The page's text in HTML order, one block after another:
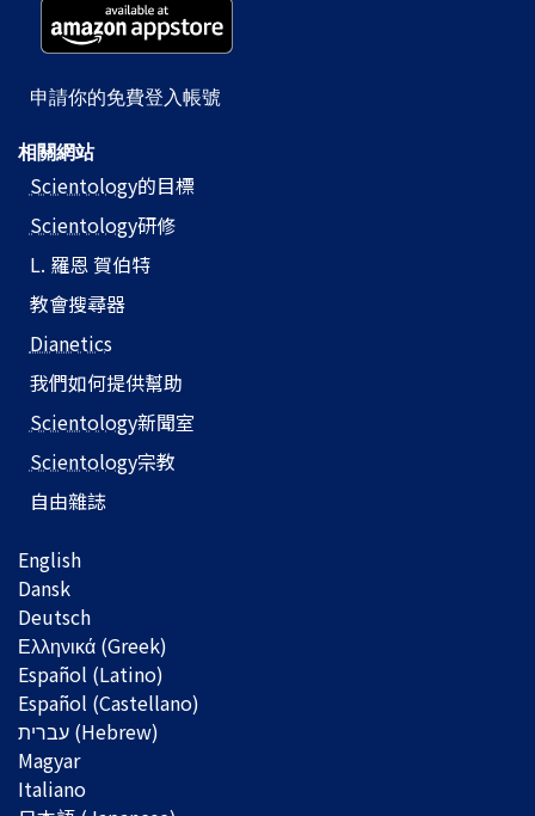
申請你的免費登入帳號
相關網站
Scientology的目標
Scientology研修
L. 羅恩 賀伯特
教會搜尋器
Dianetics
我們如何提供幫助
Scientology新聞室
Scientology宗教
自由雜誌
English
Dansk
Deutsch
Ελληνικά (Greek)
Español (Latino)
Español (Castellano)
Magyar
Italiano